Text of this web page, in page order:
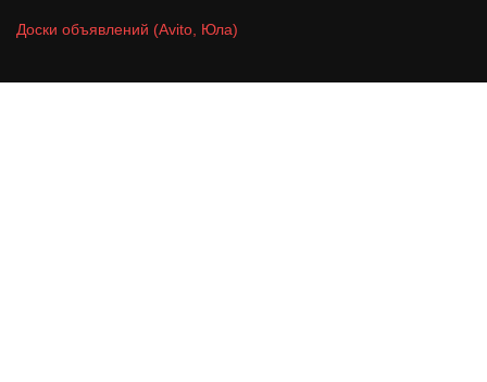
Доски объявлений (Avito, Юла)